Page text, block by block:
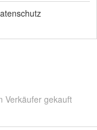
Verkäufer gekauft